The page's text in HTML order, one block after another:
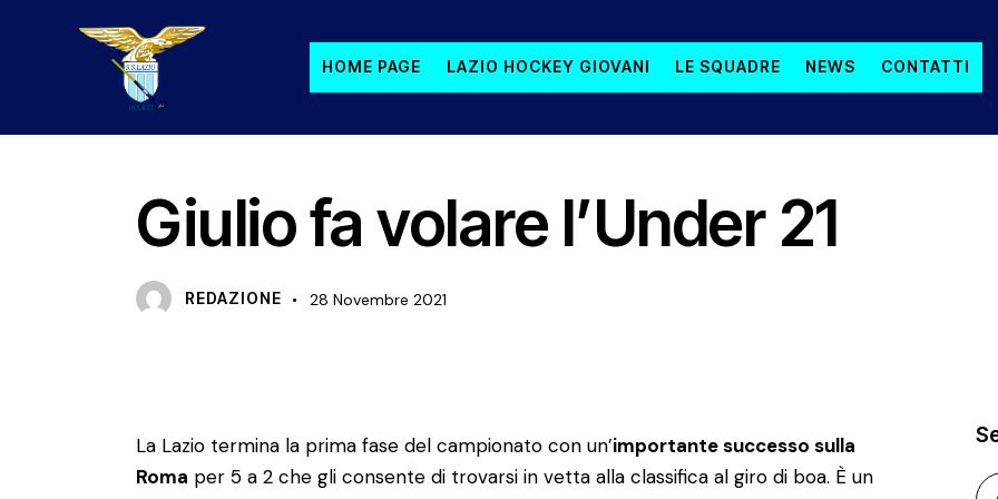
HOME PAGE LAZIO HOCKEY GIOVANI LE SQUADRE NEWS CONTATTI
Giulio fa volare l’Under 21
REDAZIONE 28 Novembre 2021
La Lazio termina la prima fase del campionato con un’importante successo sulla
Roma per 5 a 2 che gli consente di trovarsi in vetta alla classifica al giro di boa. È un